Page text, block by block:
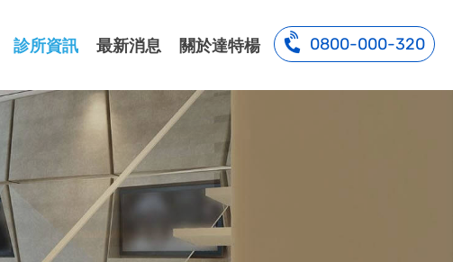
診所資訊 最新消息 關於達特楊 0800-000-320